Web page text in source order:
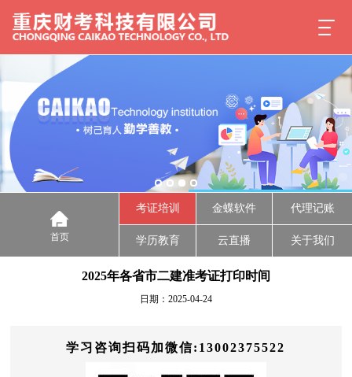
首页
考证培训 金蝶软件 代理记账
学历教育 云直播 关于我们
2025年各省市二建准考证打印时间
日期：2025-04-24
学习咨询扫码加微信:13002375522